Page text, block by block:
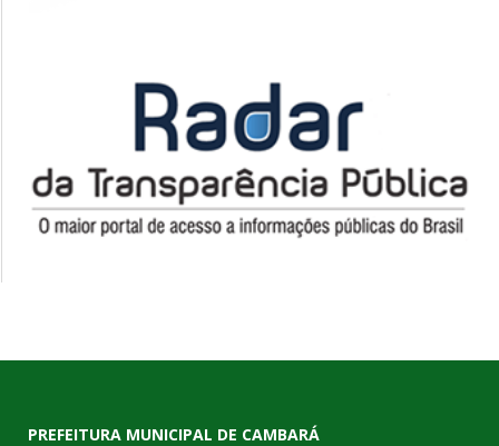
PREFEITURA MUNICIPAL DE CAMBARÁ